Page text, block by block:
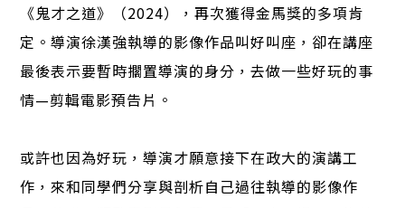
《鬼才之道》（2024），再次獲得金馬獎的多項肯
定。導演徐漢強執導的影像作品叫好叫座，卻在講座
最後表示要暫時擱置導演的身分，去做一些好玩的事
情—剪輯電影預告片。
或許也因為好玩，導演才願意接下在政大的演講工
作，來和同學們分享與剖析自己過往執導的影像作